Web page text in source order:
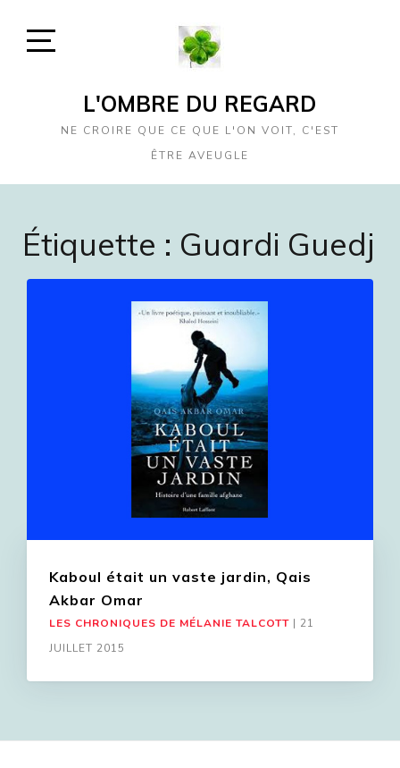
SidebarL'OMBRE DU REGARD
NE CROIRE QUE CE QUE L'ON VOIT, C'EST
ÊTRE AVEUGLE
Étiquette : Guardi Guedj
Kaboul était un vaste jardin, Qais
Akbar Omar
LES CHRONIQUES DE MÉLANIE TALCOTT | 21
JUILLET 2015